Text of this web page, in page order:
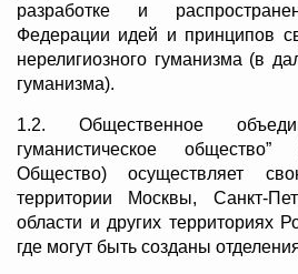
разработке и
Федерации идей и принципов
нерелигиозного гуманизма (в
гуманизма).
1.2. Общественное
гуманистическое
Общество) осуществляет
территории Москвы, Санкт-
области и других территориях
где могут быть созданы